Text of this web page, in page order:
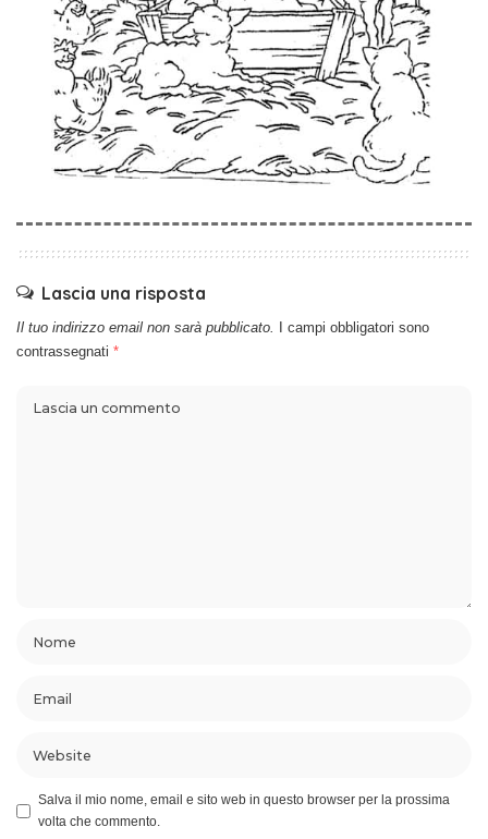
Lascia una risposta
Il tuo indirizzo email non sarà pubblicato.
I campi obbligatori sono
contrassegnati *
Salva il mio nome, email e sito web in questo browser per la prossima
volta che commento.